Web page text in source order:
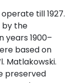
till 1927.
by the
years 1900–
based on
Matlakowski.
preserved